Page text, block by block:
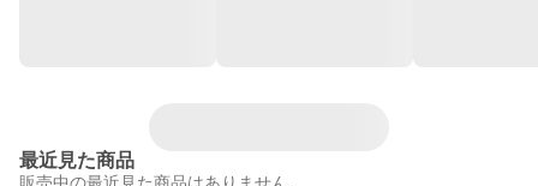
最近見た商品